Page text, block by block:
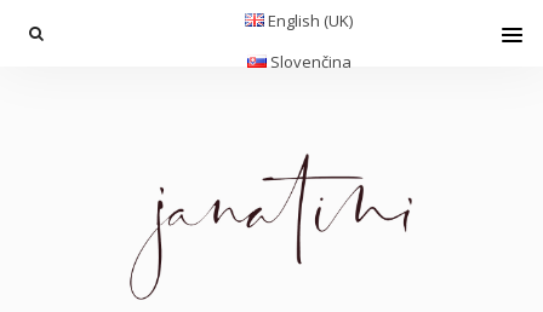
English (UK)
Slovenčina